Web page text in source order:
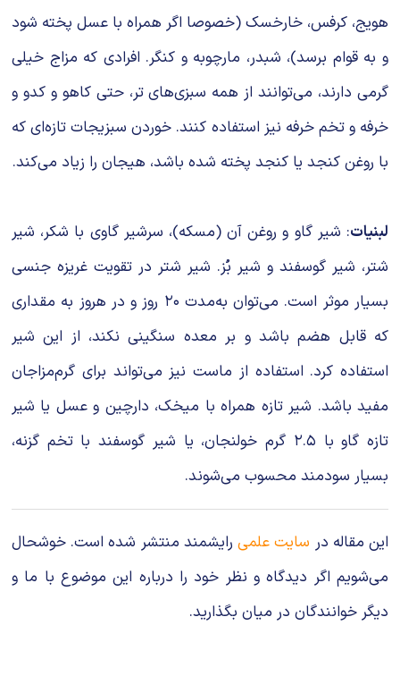
هویج، کرفس، خارخسک (خصوصا اگر همراه با عسل پخته شود
و به قوام برسد)، شبدر، مارچوبه و کنگر. افرادی که مزاج خیلی
گرمی دارند، می‌توانند از همه سبزی‌های تر، حتی کاهو و کدو و
خرفه و تخم خرفه نیز استفاده کنند. خوردن سبزیجات تازه‌ای که
با روغن کنجد یا کنجد پخته شده باشد، هیجان را زیاد می‌کند.
لبنیات: شیر گاو و روغن آن (مسکه)، سرشیر گاوی با شکر، شیر
شتر، شیر گوسفند و شیر بُز. شیر شتر در تقویت غریزه جنسی
بسیار موثر است. می‌توان به‌مدت ۲۰ روز و در هروز به مقداری
که قابل هضم باشد و بر معده سنگینی نکند، از این شیر
استفاده کرد. استفاده از ماست نیز می‌تواند برای گرم‌مزاجان
مفید باشد. شیر تازه همراه با میخک، دارچین و عسل یا شیر
تازه گاو با ۲.۵ گرم خولنجان، یا شیر گوسفند با تخم گزنه،
بسیار سودمند محسوب می‌شوند.
این مقاله در سایت علمیرایشمند منتشر شده است. خوشحال
می‌شویم اگر دیدگاه و نظر خود را درباره این موضوع با ما و
دیگر خوانندگان در میان بگذارید.